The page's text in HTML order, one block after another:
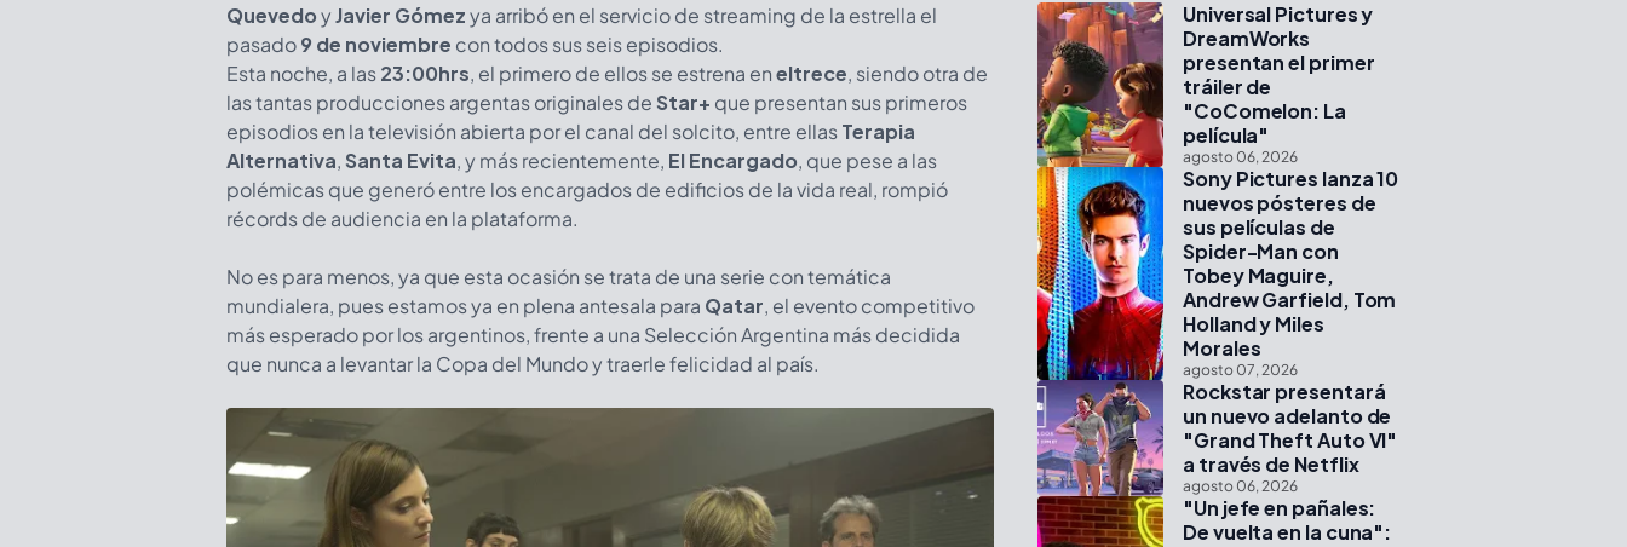
QuevedoyJavier Gómezya arribó en el servicio de streaming de la estrella el
pasado9 de noviembre con todos sus seis episodios.
Esta noche, a las23:00hrs, el primero de ellos se estrena eneltrece, siendo otra de
las tantas producciones argentas originales de Star+ que presentan sus primeros
episodios en la televisión abierta por el canal del solcito, entre ellasTerapia
Alternativa, Santa Evita, y más recientemente, El Encargado, que pese a las
polémicas que generó entre los encargados de edificios de la vida real, rompió
récords de audiencia en la plataforma.
No es para menos, ya que esta ocasión se trata de una serie con temática
mundialera, pues estamos ya en plena antesala para Qatar, el evento competitivo
más esperado por los argentinos, frente a una Selección Argentina más decidida
que nunca a levantar la Copa del Mundo y traerle felicidad al país.
Universal Pictures y
DreamWorks
presentan el primer
tráiler de
"CoComelon: La
película"
agosto 06, 2026
Sony Pictures lanza 10
nuevos pósteres de
sus películas de
Spider-Man con
Tobey Maguire,
Andrew Garfield, Tom
Holland y Miles
Morales
agosto 07, 2026
Rockstar presentará
un nuevo adelanto de
"Grand Theft Auto VI"
a través de Netflix
agosto 06, 2026
"Un jefe en pañales:
De vuelta en la cuna":